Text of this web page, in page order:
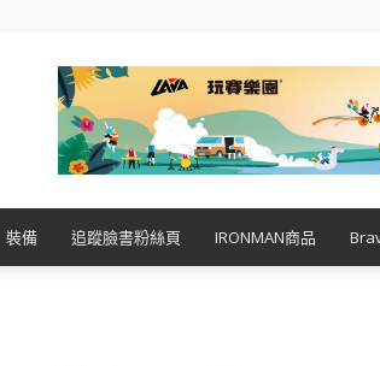
裝備 追蹤臉書粉絲頁 IRONMAN商品